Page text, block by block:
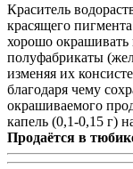
Краситель
красящего
хорошо окрашивать
полуфабрикаты
изменяя их
благодаря чему
окрашиваемого
капель (0,1-0,15 г)
Продаётся в